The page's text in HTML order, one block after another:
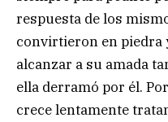
respuesta de los
convirtieron en piedra
alcanzar a su amada
ella derramó por él.
crece lentamente